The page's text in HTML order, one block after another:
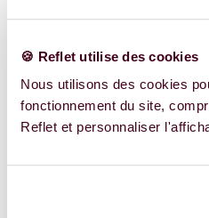
🍪 Reflet utilise des cookies
Nous utilisons des cookies
fonctionnement du site,
Reflet et personnaliser
TROUVER UN
Plus de 400 femmes